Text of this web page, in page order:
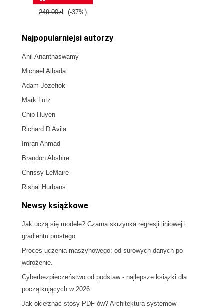
249.00zł (-37%)
Najpopularniejsi autorzy
Anil Ananthaswamy
Michael Albada
Adam Józefiok
Mark Lutz
Chip Huyen
Richard D Avila
Imran Ahmad
Brandon Abshire
Chrissy LeMaire
Rishal Hurbans
Newsy książkowe
Jak uczą się modele? Czarna skrzynka regresji liniowej i
gradientu prostego
Proces uczenia maszynowego: od surowych danych po
wdrożenie.
Cyberbezpieczeństwo od podstaw - najlepsze książki dla
początkujących w 2026
Jak okiełznać stosy PDF-ów? Architektura systemów